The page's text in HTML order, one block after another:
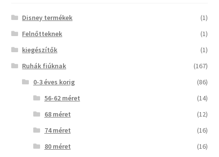
Disney termékek
(1)
Felnőtteknek
(1)
kiegészítők
(1)
Ruhák fiúknak
(167)
0-3 éves korig
(86)
56-62 méret
(14)
68 méret
(12)
74 méret
(16)
80 méret
(16)